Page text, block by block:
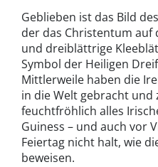
Geblieben ist das Bild
der das Christentum auf
und dreiblättrige
Symbol der Heiligen
Mittlerweile haben die
in die Welt gebracht und
feuchtfröhlich alles
Guiness – und auch vor
Feiertag nicht halt, wie
beweisen.